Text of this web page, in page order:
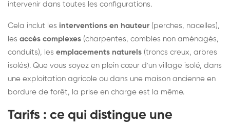
intervenir dans toutes les configurations.
Cela inclut les interventions en hauteur (perches, nacelles),
les accès complexes (charpentes, combles non aménagés,
conduits), les emplacements naturels (troncs creux, arbres
isolés). Que vous soyez en plein cœur d'un village isolé, dans
une exploitation agricole ou dans une maison ancienne en
bordure de forêt, la prise en charge est la même.
Tarifs : ce qui distingue une